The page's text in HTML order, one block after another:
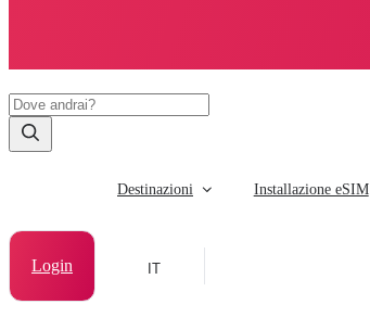
Destinazioni Installazione eSIM
Login IT